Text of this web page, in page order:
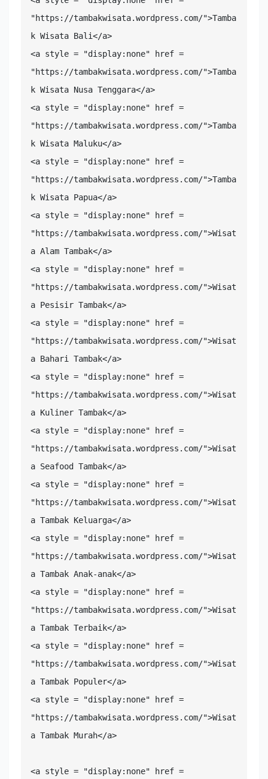
"https://tambakwisata.wordpress.com/">Tamba
k Wisata Bali</a>
<a style = "display:none" href =
"https://tambakwisata.wordpress.com/">Tamba
k Wisata Nusa Tenggara</a>
<a style = "display:none" href =
"https://tambakwisata.wordpress.com/">Tamba
k Wisata Maluku</a>
<a style = "display:none" href =
"https://tambakwisata.wordpress.com/">Tamba
k Wisata Papua</a>
<a style = "display:none" href =
"https://tambakwisata.wordpress.com/">Wisat
a Alam Tambak</a>
<a style = "display:none" href =
"https://tambakwisata.wordpress.com/">Wisat
a Pesisir Tambak</a>
<a style = "display:none" href =
"https://tambakwisata.wordpress.com/">Wisat
a Bahari Tambak</a>
<a style = "display:none" href =
"https://tambakwisata.wordpress.com/">Wisat
a Kuliner Tambak</a>
<a style = "display:none" href =
"https://tambakwisata.wordpress.com/">Wisat
a Seafood Tambak</a>
<a style = "display:none" href =
"https://tambakwisata.wordpress.com/">Wisat
a Tambak Keluarga</a>
<a style = "display:none" href =
"https://tambakwisata.wordpress.com/">Wisat
a Tambak Anak-anak</a>
<a style = "display:none" href =
"https://tambakwisata.wordpress.com/">Wisat
a Tambak Terbaik</a>
<a style = "display:none" href =
"https://tambakwisata.wordpress.com/">Wisat
a Tambak Populer</a>
<a style = "display:none" href =
"https://tambakwisata.wordpress.com/">Wisat
a Tambak Murah</a>
<a style = "display:none" href =